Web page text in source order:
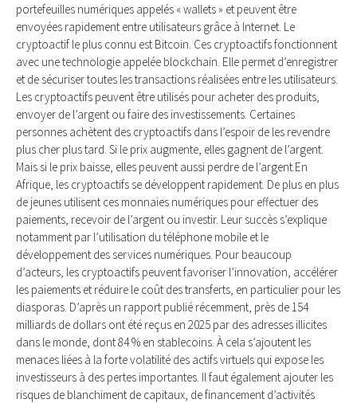
portefeuilles numériques appelés « wallets » et peuvent être
envoyées rapidement entre utilisateurs grâce à Internet. Le
cryptoactif le plus connu est Bitcoin. Ces cryptoactifs fonctionnent
avec une technologie appelée blockchain. Elle permet d’enregistrer
et de sécuriser toutes les transactions réalisées entre les utilisateurs.
Les cryptoactifs peuvent être utilisés pour acheter des produits,
envoyer de l’argent ou faire des investissements. Certaines
personnes achètent des cryptoactifs dans l’espoir de les revendre
plus cher plus tard. Si le prix augmente, elles gagnent de l’argent.
Mais si le prix baisse, elles peuvent aussi perdre de l’argent.En
Afrique, les cryptoactifs se développent rapidement. De plus en plus
de jeunes utilisent ces monnaies numériques pour effectuer des
paiements, recevoir de l’argent ou investir. Leur succès s’explique
notamment par l’utilisation du téléphone mobile et le
développement des services numériques. Pour beaucoup
d’acteurs, les cryptoactifs peuvent favoriser l’innovation, accélérer
les paiements et réduire le coût des transferts, en particulier pour les
diasporas. D’après un rapport publié récemment, près de 154
milliards de dollars ont été reçus en 2025 par des adresses illicites
dans le monde, dont 84 % en stablecoins. À cela s’ajoutent les
menaces liées à la forte volatilité des actifs virtuels qui expose les
investisseurs à des pertes importantes. Il faut également ajouter les
risques de blanchiment de capitaux, de financement d’activités